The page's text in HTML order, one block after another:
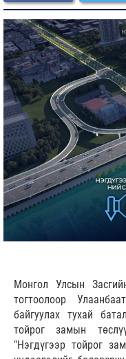
Монгол Улсын
тогтоолоор
байгуулах тухай
тойрог замын
"Нэгдүгээр тойрог